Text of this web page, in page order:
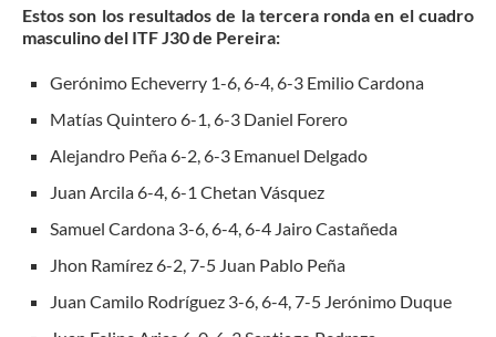
Estos son los resultados de la tercera ronda en el cuadro
masculino del ITF J30 de Pereira:
Gerónimo Echeverry 1-6, 6-4, 6-3 Emilio Cardona
Matías Quintero 6-1, 6-3 Daniel Forero
Alejandro Peña 6-2, 6-3 Emanuel Delgado
Juan Arcila 6-4, 6-1 Chetan Vásquez
Samuel Cardona 3-6, 6-4, 6-4 Jairo Castañeda
Jhon Ramírez 6-2, 7-5 Juan Pablo Peña
Juan Camilo Rodríguez 3-6, 6-4, 7-5 Jerónimo Duque